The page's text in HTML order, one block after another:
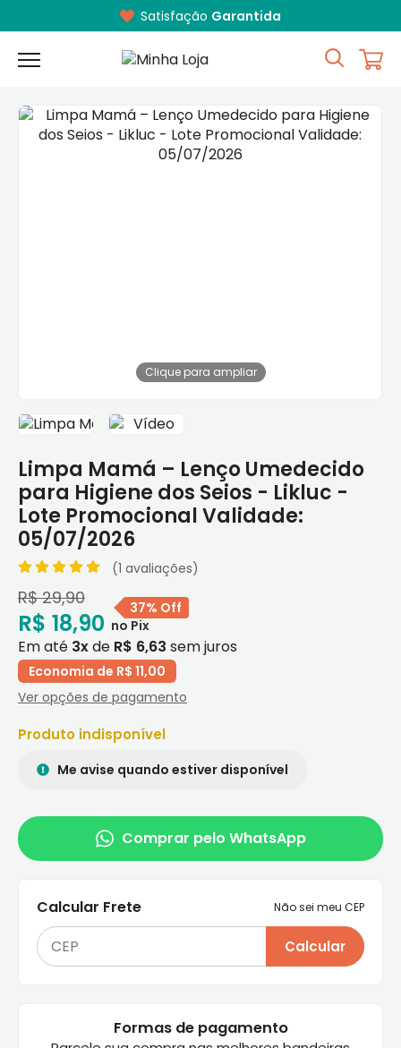
Satisfação Garantida
Clique para ampliar
Limpa Mamá – Lenço Umedecido
para Higiene dos Seios - Likluc -
Lote Promocional Validade:
05/07/2026
(1 avaliações)
R$ 29,90
R$ 18,90
37% Off
Em até 3xde R$ 6,63 sem juros
Economia de R$ 11,00
Ver opções de pagamento
Produto indisponível
Me avise quando estiver disponível
Comprar pelo WhatsApp
Calcular Frete Não sei meu CEP
Calcular
Formas de pagamento